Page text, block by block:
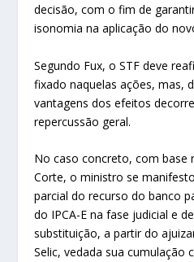
decisão, com o fim de
isonomia na aplicação do
Segundo Fux, o STF deve
fixado naquelas ações, mas,
vantagens dos efeitos
repercussão geral.
No caso concreto, com base
Corte, o ministro se
parcial do recurso do banco
do IPCA-E na fase judicial e
substituição, a partir do
Selic, vedada sua cumulação